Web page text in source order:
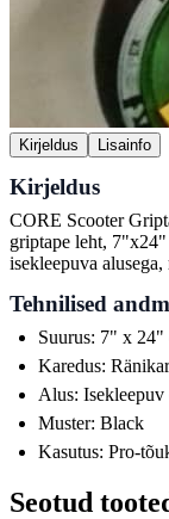
Kirjeldus Lisainfo
Kirjeldus
CORE Scooter
griptape leht,
isekleepuva
Tehnilised
Suurus: 7" x 24"
Karedus:
Alus: Isekleepuv
Muster: Black
Kasutus: Pro-
Seotud